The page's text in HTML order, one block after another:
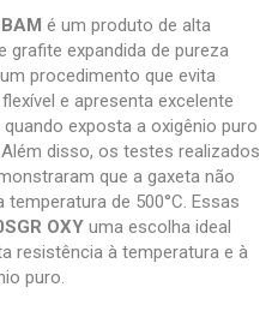
é um produto de alta
grafite expandida de pureza
procedimento que evita
e apresenta excelente
exposta a oxigênio puro
disso, os testes realizados
que a gaxeta não
de 500°C. Essas
OXY uma escolha ideal
resistência à temperatura e à
puro.